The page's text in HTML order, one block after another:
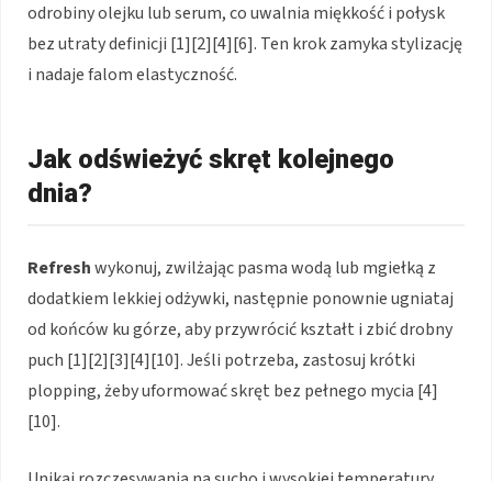
odrobiny olejku lub serum, co uwalnia miękkość i połysk
bez utraty definicji [1][2][4][6]. Ten krok zamyka stylizację
i nadaje falom elastyczność.
Jak odświeżyć skręt kolejnego
dnia?
Refreshwykonuj, zwilżając pasma wodą lub mgiełką z
dodatkiem lekkiej odżywki, następnie ponownie ugniataj
od końców ku górze, aby przywrócić kształt i zbić drobny
puch [1][2][3][4][10]. Jeśli potrzeba, zastosuj krótki
plopping, żeby uformować skręt bez pełnego mycia [4]
[10].